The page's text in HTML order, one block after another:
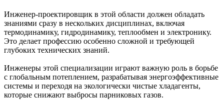
Инженер-проектировщик в этой области должен обладать
знаниями сразу в нескольких дисциплинах, включая
термодинамику, гидродинамику, теплообмен и электронику.
Это делает профессию особенно сложной и требующей
глубоких технических знаний.
Инженеры этой специализации играют важную роль в борьбе
с глобальным потеплением, разрабатывая энергоэффективные
системы и переходя на экологически чистые хладагенты,
которые снижают выбросы парниковых газов.